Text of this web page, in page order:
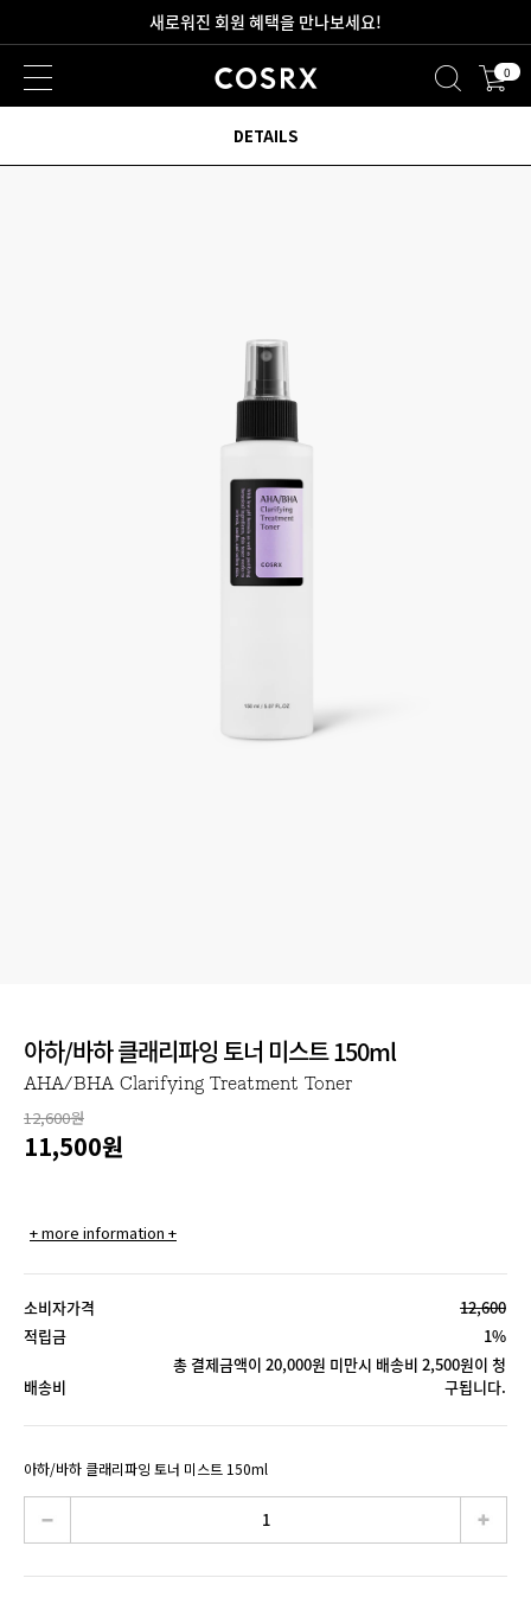
새로워진 회원 혜택을 만나보세요!
2만원 이상 무료 배송 0
아하/바하 클래리파잉 토너 미스트 150ml
AHA/BHA Clarifying Treatment Toner
12,600원
11,500원
+ more information +
소비자가격
12,600
적립금
1%
배송비
총 결제금액이 20,000원 미만시 배송비 2,500원이 청
구됩니다.
아하/바하 클래리파잉 토너 미스트 150ml
DETAILS